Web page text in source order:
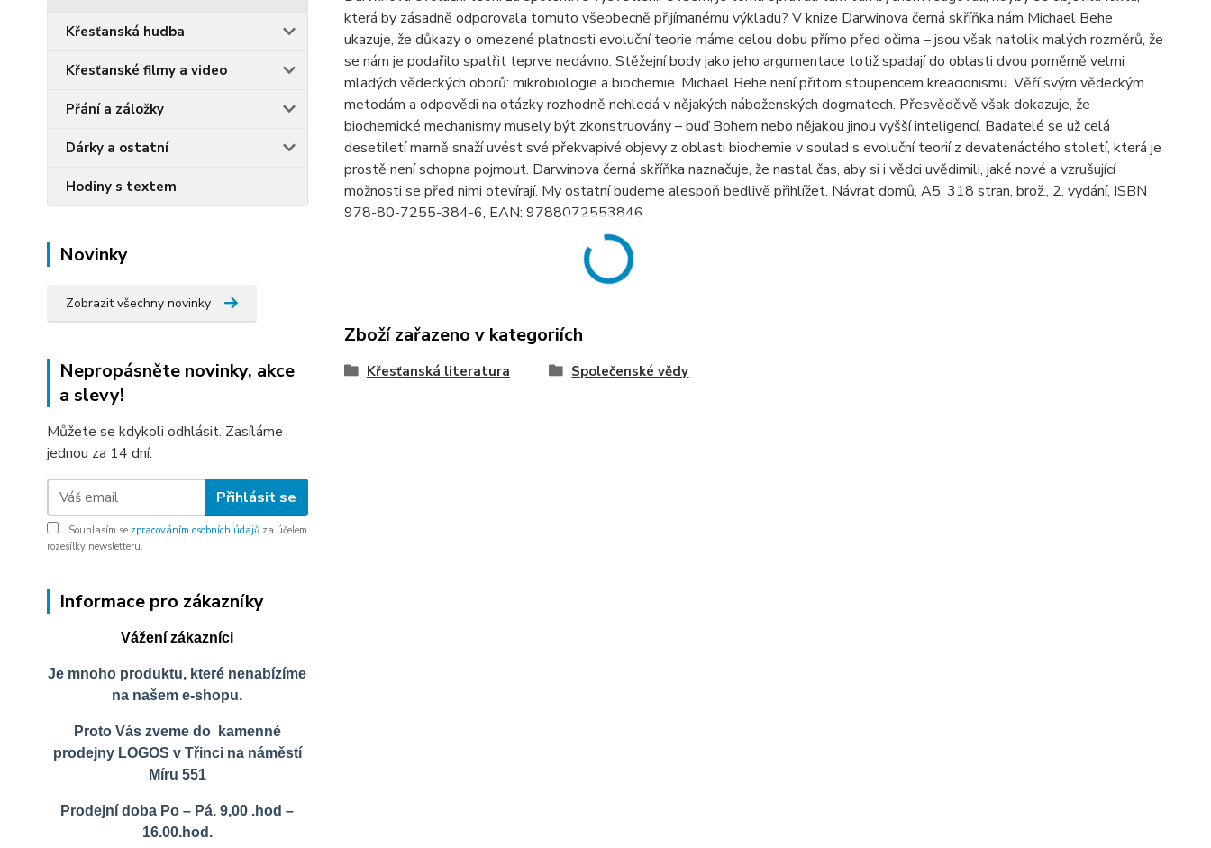
Křesťanská hudba
Křesťanské filmy a video
Přání a záložky
Dárky a ostatní
Hodiny s textem
Novinky
Zobrazit všechny novinky
Nepropásněte novinky, akce
a slevy!
Můžete se kdykoli odhlásit. Zasíláme
jednou za 14 dní.
Přihlásit se
Souhlasím se zpracováním osobních údajů za účelem
rozesílky newsletteru.
Informace pro zákazníky
Vážení zákazníci
Je mnoho produktu, které nenabízíme
na našem e-shopu.
Proto Vás zveme do kamenné
prodejny LOGOS v Třinci na náměstí
Míru 551
Prodejní doba Po – Pá. 9,00 .hod –
16.00.hod.
která by zásadně odporovala tomuto všeobecně přijímanému výkladu? V knize Darwinova černá skříňka nám Michael Behe
ukazuje, že důkazy o omezené platnosti evoluční teorie máme celou dobu přímo před očima – jsou však natolik malých rozměrů, že
se nám je podařilo spatřit teprve nedávno. Stěžejní body jako jeho argumentace totiž spadají do oblasti dvou poměrně velmi
mladých vědeckých oborů: mikrobiologie a biochemie. Michael Behe není přitom stoupencem kreacionismu. Věří svým vědeckým
metodám a odpovědi na otázky rozhodně nehledá v nějakých náboženských dogmatech. Přesvědčivě však dokazuje, že
biochemické mechanismy musely být zkonstruovány – buď Bohem nebo nějakou jinou vyšší inteligencí. Badatelé se už celá
desetiletí marně snaží uvést své překvapivé objevy z oblasti biochemie v soulad s evoluční teorií z devatenáctého století, která je
prostě není schopna pojmout. Darwinova černá skříňka naznačuje, že nastal čas, aby si i vědci uvědimili, jaké nové a vzrušující
možnosti se před nimi otevírají. My ostatní budeme alespoň bedlivě přihlížet. Návrat domů, A5, 318 stran, brož., 2. vydání, ISBN
978-80-7255-384-6, EAN: 9788072553846
Zboží zařazeno v kategoriích
Křesťanská literatura Společenské vědy